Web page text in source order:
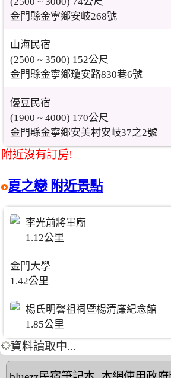
金門縣金寧鄉安岐268號
山海民宿
(2500 ~ 3500) 152公尺
金門縣金寧鄉瓊安路830巷6號
優豆民宿
(1900 ~ 4000) 170公尺
金門縣金寧鄉安美村安岐37之2號
附近沒有訂房!
夏之戀 附近景點
李光前將軍廟
1.12公里
金門大學
1.42公里
楊氏明馨祖祠暨楊清廉紀念館
1.85公里
資料讀取中...